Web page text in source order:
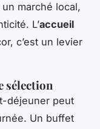
marché local,
L’accueil
c’est un levier
sélection
déjeuner peut
Un buffet